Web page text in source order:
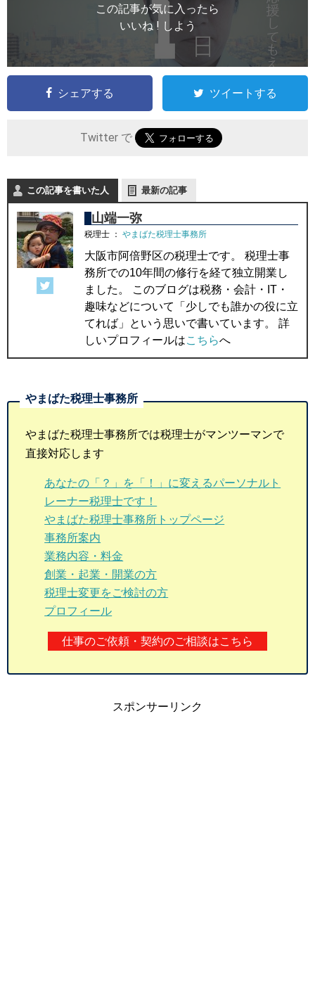
この記事が気に入ったら
いいね ! しよう
シェアする ツイートする
Twitter で
この記事を書いた人 最新の記事
山端一弥
税理士 ： やまばた税理士事務所
大阪市阿倍野区の税理士です。 税理士事
務所での10年間の修行を経て独立開業し
ました。 このブログは税務・会計・IT・
趣味などについて「少しでも誰かの役に立
てれば」という思いで書いています。 詳
しいプロフィールはこちらへ
やまばた税理士事務所では税理士がマンツーマンで
直接対応します
あなたの「？」を「！」に変えるパーソナルト
レーナー税理士です！
やまばた税理士事務所トップページ
事務所案内
業務内容・料金
創業・起業・開業の方
税理士変更をご検討の方
プロフィール
仕事のご依頼・契約のご相談はこちら
スポンサーリンク